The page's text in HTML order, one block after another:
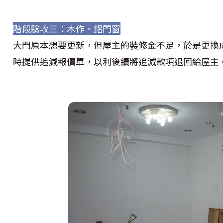
階段驗收三：木作、鋁門窗
大門原本想要更新，但屋主的裝修金不足，於是更
時提供追減報價單，以利後續將追減款項退回給屋主